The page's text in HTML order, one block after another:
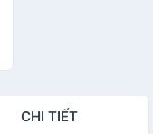
CHI TIẾT